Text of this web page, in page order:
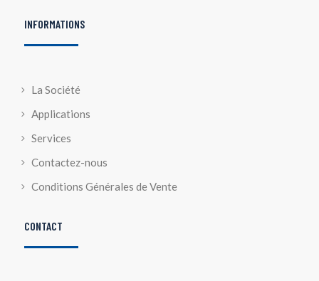
INFORMATIONS
La Société
Applications
Services
Contactez-nous
Conditions Générales de Vente
CONTACT